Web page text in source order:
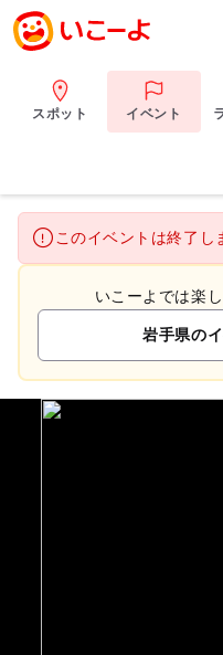
スポット イベント
このイベントは終了し
いこーよでは楽
岩手県の